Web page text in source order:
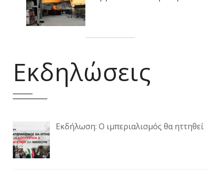
Εκδηλώσεις
Εκδήλωση: Ο ιμπεριαλισμός θα ηττηθεί